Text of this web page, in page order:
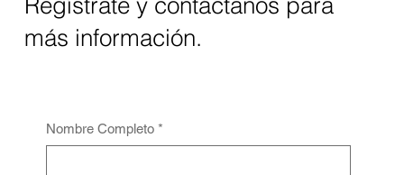
más información.
Nombre Completo *